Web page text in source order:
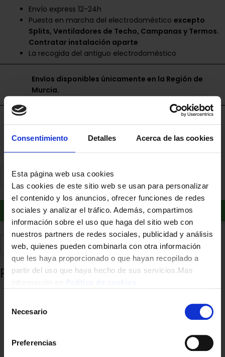
Consentimiento Detalles Acerca de las cookies
Esta página web usa cookies
Las cookies de este sitio web se usan para personalizar
el contenido y los anuncios, ofrecer funciones de redes
sociales y analizar el tráfico. Además, compartimos
información sobre el uso que haga del sitio web con
nuestros partners de redes sociales, publicidad y análisis
web, quienes pueden combinarla con otra información
que les haya proporcionado o que hayan recopilado a
partir del uso que haya hecho de sus servicios.Mas
Necesario
Preferencias
Envío express 12-24h
Puesta en marcha del electrodomésticoexcepto
Splits, Ventiladores de Techo, Campanas y Termos.
Contratar instalación aparte
La recogida del antiguo electrodoméstico
Envíos disponibles únicamente en la Región de
Murcia.
+ info
Añadir al carrito
Añadir a favoritos Comparte
Productos relacionados